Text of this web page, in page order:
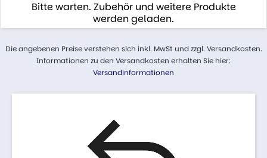
Bitte warten. Zubehör und weitere Produkte
werden geladen.
Die angebenen Preise verstehen sich inkl. MwSt und zzgl. Versandkosten.
Informationen zu den Versandkosten erhalten Sie hier:
Versandinformationen